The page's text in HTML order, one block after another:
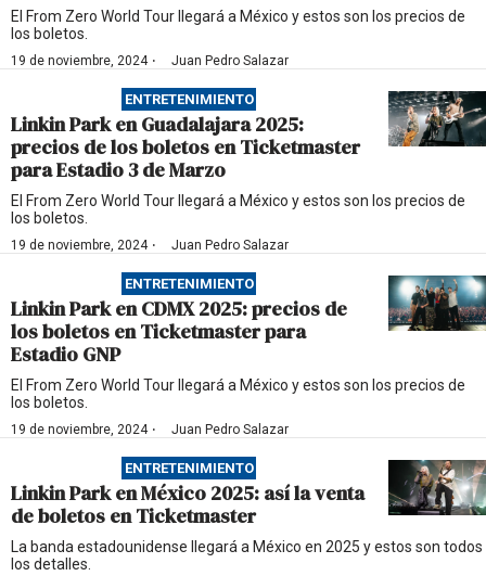
El From Zero World Tour llegará a México y estos son los precios de
los boletos.
19 de noviembre, 2024· Juan Pedro Salazar
ENTRETENIMIENTO
Linkin Park en Guadalajara 2025:
precios de los boletos en Ticketmaster
para Estadio 3 de Marzo
El From Zero World Tour llegará a México y estos son los precios de
los boletos.
19 de noviembre, 2024· Juan Pedro Salazar
ENTRETENIMIENTO
Linkin Park en CDMX 2025: precios de
los boletos en Ticketmaster para
Estadio GNP
El From Zero World Tour llegará a México y estos son los precios de
los boletos.
19 de noviembre, 2024· Juan Pedro Salazar
ENTRETENIMIENTO
Linkin Park en México 2025: así la venta
de boletos en Ticketmaster
La banda estadounidense llegará a México en 2025 y estos son todos
los detalles.